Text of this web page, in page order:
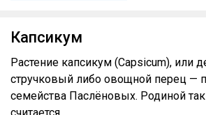
Капсикум
Растение капсикум (Capsicum), или
стручковый либо овощной перец —
семейства Паслёновых. Родиной